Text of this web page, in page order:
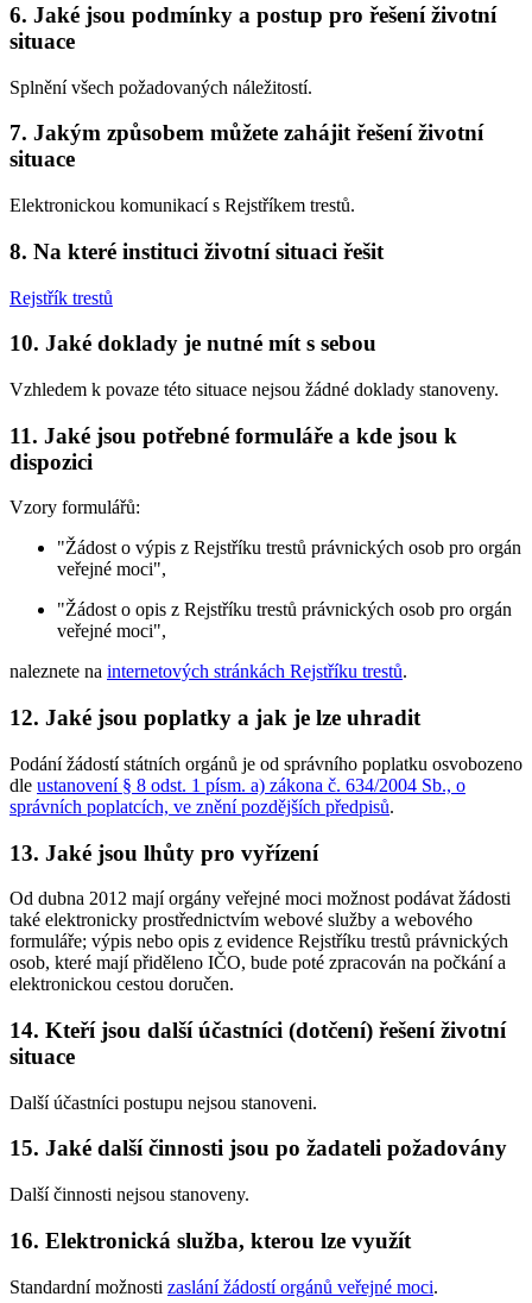
6. Jaké jsou podmínky a postup pro řešení životní
situace
Splnění všech požadovaných náležitostí.
7. Jakým způsobem můžete zahájit řešení životní
situace
Elektronickou komunikací s Rejstříkem trestů.
8. Na které instituci životní situaci řešit
Rejstřík trestů
10. Jaké doklady je nutné mít s sebou
Vzhledem k povaze této situace nejsou žádné doklady stanoveny.
11. Jaké jsou potřebné formuláře a kde jsou k
dispozici
Vzory formulářů:
"Žádost o výpis z Rejstříku trestů právnických osob pro orgán
veřejné moci",
"Žádost o opis z Rejstříku trestů právnických osob pro orgán
veřejné moci",
naleznete na internetových stránkách Rejstříku trestů.
12. Jaké jsou poplatky a jak je lze uhradit
Podání žádostí státních orgánů je od správního poplatku osvobozeno
dle ustanovení § 8 odst. 1 písm. a) zákona č. 634/2004 Sb., o
správních poplatcích, ve znění pozdějších předpisů.
13. Jaké jsou lhůty pro vyřízení
Od dubna 2012 mají orgány veřejné moci možnost podávat žádosti
také elektronicky prostřednictvím webové služby a webového
formuláře; výpis nebo opis z evidence Rejstříku trestů právnických
osob, které mají přiděleno IČO, bude poté zpracován na počkání a
elektronickou cestou doručen.
14. Kteří jsou další účastníci (dotčení) řešení životní
situace
Další účastníci postupu nejsou stanoveni.
15. Jaké další činnosti jsou po žadateli požadovány
Další činnosti nejsou stanoveny.
16. Elektronická služba, kterou lze využít
Standardní možnosti zaslání žádostí orgánů veřejné moci.